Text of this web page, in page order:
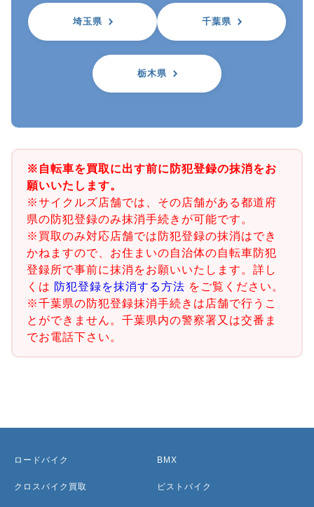
埼玉県 千葉県
栃木県
※自転車を買取に出す前に防犯登録の抹消をお
願いいたします。
※サイクルズ店舗では、その店舗がある都道府
県の防犯登録のみ抹消手続きが可能です。
※買取のみ対応店舗では防犯登録の抹消はでき
かねますので、お住まいの自治体の自転車防犯
登録所で事前に抹消をお願いいたします。詳し
くは 防犯登録を抹消する方法 をご覧ください。
※千葉県の防犯登録抹消手続きは店舗で行うこ
とができません。千葉県内の警察署又は交番ま
でお電話下さい。
ロードバイク
クロスバイク買取
BMX
ピストバイク